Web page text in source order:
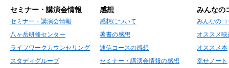
セミナー・講演会情報
セミナー・講演会情報
八ヶ岳研修センター
ライフワークカウンセリング
スタディグループ
感想
感想について
著書の感想
通信コースの感想
セミナー・講演会情報の感想
みんなの
みんなの
オススメ映
オススメ本
幸せノート